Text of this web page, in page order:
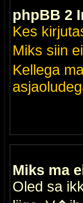
phpBB 2
Kes
Miks siin
Kellega
Miks ma
Oled sa